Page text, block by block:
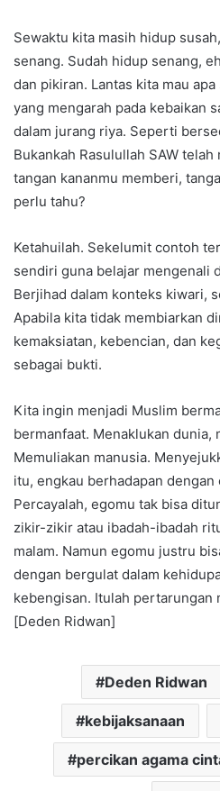
Sewaktu kita masih hidup susah,
senang. Sudah hidup senang,
dan pikiran. Lantas kita mau
yang mengarah pada kebaikan
dalam jurang riya. Seperti
Bukankah Rasulullah SAW
tangan kananmu memberi,
perlu tahu?
Ketahuilah. Sekelumit contoh
sendiri guna belajar mengenali
Berjihad dalam konteks kiwari,
Apabila kita tidak membiarkan
kemaksiatan, kebencian, dan
sebagai bukti.
Kita ingin menjadi Muslim
bermanfaat. Menaklukan dunia,
Memuliakan manusia.
itu, engkau berhadapan
Percayalah, egomu tak bisa
zikir-zikir atau ibadah-ibadah
malam. Namun egomu justru
dengan bergulat dalam
kebengisan. Itulah pertarungan
[Deden Ridwan]
Deden Ridwan
kebijaksanaan
percikan agama